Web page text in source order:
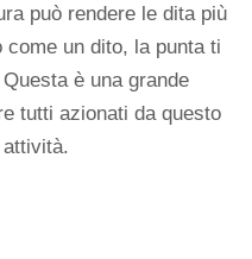
può rendere le dita più
un dito, la punta ti
è una grande
tutti azionati da questo